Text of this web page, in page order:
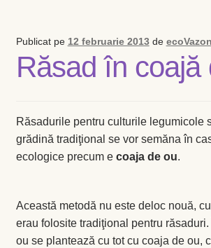
Publicat pe 12 februarie 2013 de ecoVazon
Răsad în coajă
Răsadurile pentru culturile legumicole
grădină tradiţional se vor semăna în
ecologice precum e coaja de ou.
Această metodă nu este deloc nouă,
erau folosite tradiţional pentru
ou se plantează cu tot cu coaja de ou,